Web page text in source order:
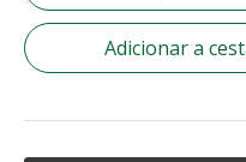
Adicionar a